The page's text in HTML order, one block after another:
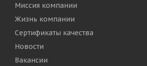
Миссия компании
Жизнь компании
Сертификаты качества
Новости
Вакансии